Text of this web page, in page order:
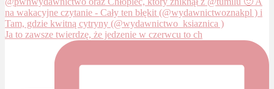
Ja to zawsze twierdzę, że jedzenie w czerwcu to ch